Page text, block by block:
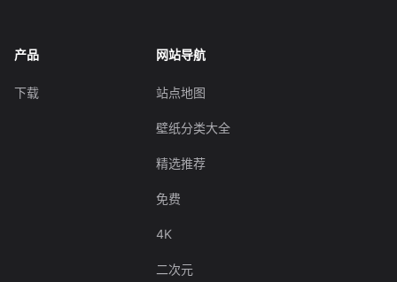
产品
下载
网站导航
站点地图
壁纸分类大全
精选推荐
免费
4K
二次元